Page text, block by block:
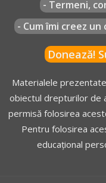
fapte:
[...]
depasirea cu 10-
sectorul de drum
parte autovehiculul
mijloace tehnice
[...]
b)3 puncte de
fapte:
- Termeni,
- Cum îmi creez un
Donează!
Materialele
obiectul drepturilor de
permisă folosirea
Pentru folosirea
educațional